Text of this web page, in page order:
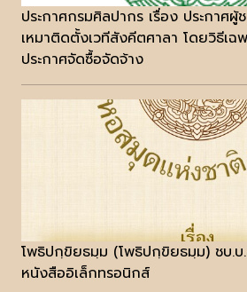
ประกาศกรมศิลปากร เรื่อง ประกาศผู้
เหมาติดตั้งเวทีสังคีตศาลา โดยวิธีเฉพ
ประกาศจัดซื้อจัดจ้าง
โพธิปกฺขิยธมฺม (โพธิปกฺขิยธมฺม) ชบ.
หนังสืออิเล็กทรอนิกส์